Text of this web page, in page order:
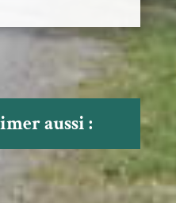
aussi :